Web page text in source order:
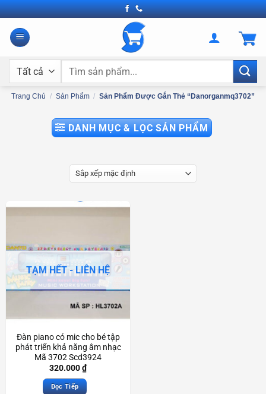
Bỏ
qua
nội
Tìm
Trang Chủ / Sản Phẩm / Sản Phẩm Được Gắn Thẻ “danorganmq3702”
DANH MỤC & LỌC SẢN PHẨM
TẠM HẾT - LIÊN HỆ
Đàn piano có mic cho bé tập
phát triển khả năng âm nhạc
Mã 3702 Scd3924
320.000₫
Đọc Tiếp